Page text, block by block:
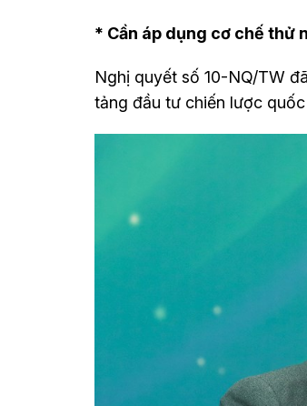
* Cần áp dụng cơ chế thử
Nghị quyết số 10-NQ/TW
tảng đầu tư chiến lược